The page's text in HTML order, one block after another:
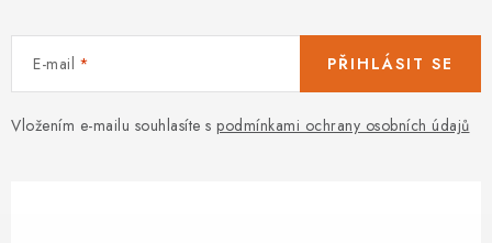
E-mail
Vložením e-mailu souhlasíte s podmínkami ochrany osobních údajů
PŘIHLÁSIT SE